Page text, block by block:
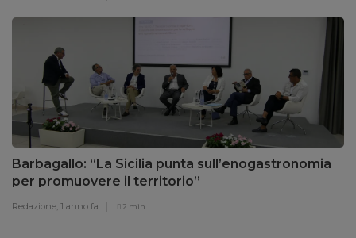
Barbagallo: “La Sicilia punta sull’enogastronomia
per promuovere il territorio”
Redazione, 1 anno fa 2 min